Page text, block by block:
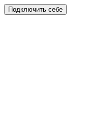
Подключить себе